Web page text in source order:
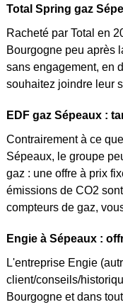
Total Spring gaz
Racheté par Total en
Bourgogne peu après
sans engagement, en
souhaitez joindre leur
EDF gaz Sépeaux :
Contrairement à ce
Sépeaux, le groupe
gaz : une offre à prix
émissions de CO2
compteurs de gaz,
Engie à Sépeaux :
L'entreprise Engie
client/conseils/
Bourgogne et dans